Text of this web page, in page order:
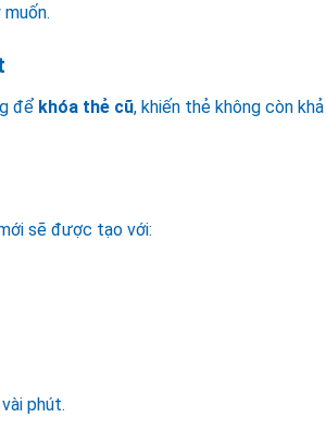
để khóa thẻ cũ, khiến thẻ không còn
sẽ được tạo với:
phút.